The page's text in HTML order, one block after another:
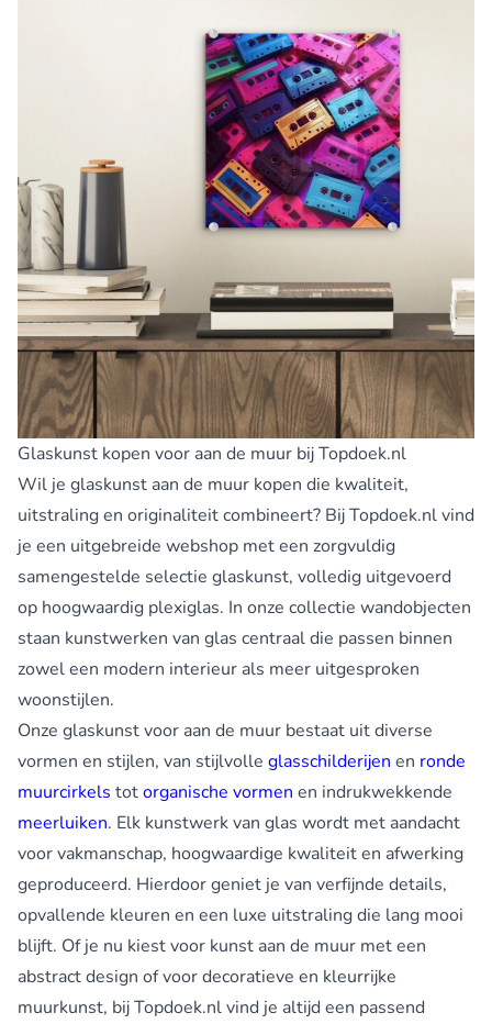
Glaskunst kopen voor aan de muur bij Topdoek.nl
Wil je glaskunst aan de muur kopen die kwaliteit,
uitstraling en originaliteit combineert? Bij Topdoek.nl vind
je een uitgebreide webshop met een zorgvuldig
samengestelde selectie glaskunst, volledig uitgevoerd
op hoogwaardig plexiglas. In onze collectie wandobjecten
staan kunstwerken van glas centraal die passen binnen
zowel een modern interieur als meer uitgesproken
woonstijlen.
Onze glaskunst voor aan de muur bestaat uit diverse
vormen en stijlen, van stijlvolle glasschilderijen en ronde
muurcirkels totorganische vormen en indrukwekkende
meerluiken. Elk kunstwerk van glas wordt met aandacht
voor vakmanschap, hoogwaardige kwaliteit en afwerking
geproduceerd. Hierdoor geniet je van verfijnde details,
opvallende kleuren en een luxe uitstraling die lang mooi
blijft. Of je nu kiest voor kunst aan de muur met een
abstract design of voor decoratieve en kleurrijke
muurkunst, bij Topdoek.nl vind je altijd een passend